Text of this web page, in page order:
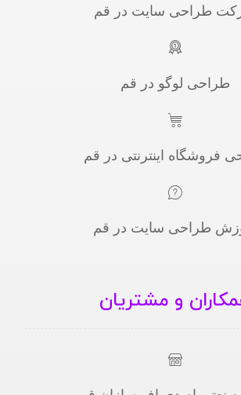
طراحی سایت در قم
طراحی لوگو در قم
فروشگاه اینترنتی در قم
طراحی سایت در قم
و مشتریان